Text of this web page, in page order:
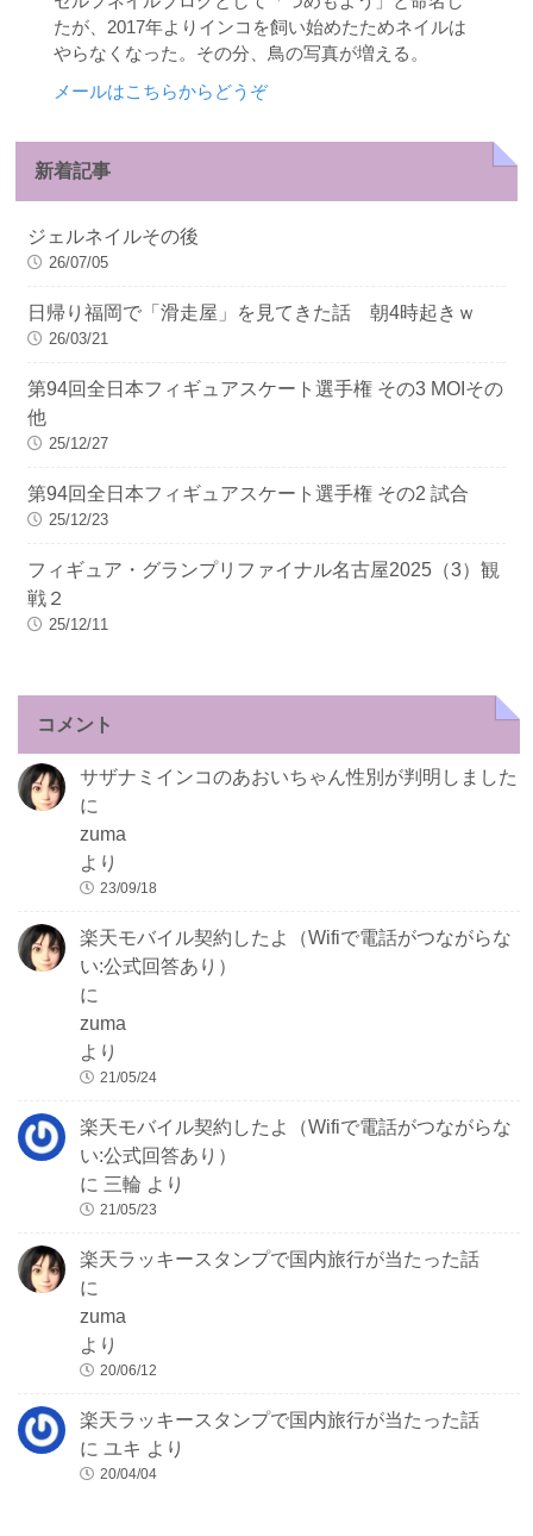
たが、2017年よりインコを飼い始めたためネイルは
やらなくなった。その分、鳥の写真が増える。
メールはこちらからどうぞ
新着記事
ジェルネイルその後
26/07/05
日帰り福岡で「滑走屋」を見てきた話 朝4時起きｗ
26/03/21
第94回全日本フィギュアスケート選手権 その3 MOIその
他
25/12/27
第94回全日本フィギュアスケート選手権 その2 試合
25/12/23
フィギュア・グランプリファイナル名古屋2025（3）観
戦２
25/12/11
コメント
サザナミインコのあおいちゃん性別が判明しました
に
zuma
より
23/09/18
楽天モバイル契約したよ（Wifiで電話がつながらな
い:公式回答あり）
に
zuma
より
21/05/24
楽天モバイル契約したよ（Wifiで電話がつながらな
い:公式回答あり）
に三輪 より
21/05/23
楽天ラッキースタンプで国内旅行が当たった話
に
zuma
より
20/06/12
楽天ラッキースタンプで国内旅行が当たった話
にユキ より
20/04/04